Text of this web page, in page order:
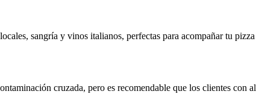
sangría y vinos italianos, perfectas para acompañar tu
cruzada, pero es recomendable que los clientes con